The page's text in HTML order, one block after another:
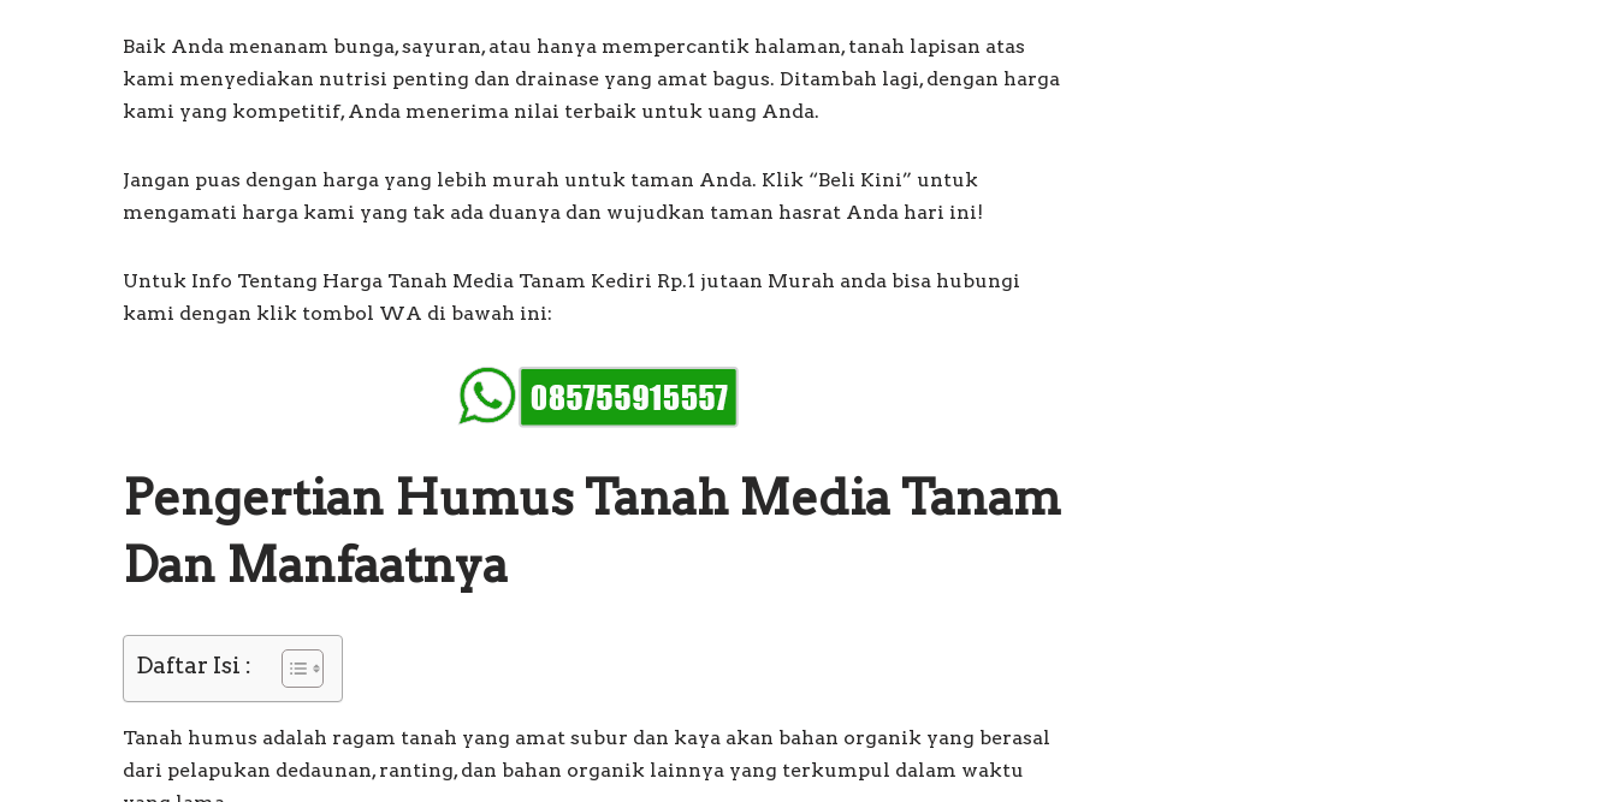
Baik Anda menanam bunga, sayuran, atau hanya mempercantik halaman, tanah lapisan atas
kami menyediakan nutrisi penting dan drainase yang amat bagus. Ditambah lagi, dengan harga
kami yang kompetitif, Anda menerima nilai terbaik untuk uang Anda.
Jangan puas dengan harga yang lebih murah untuk taman Anda. Klik “Beli Kini” untuk
mengamati harga kami yang tak ada duanya dan wujudkan taman hasrat Anda hari ini!
Untuk Info Tentang Harga Tanah Media Tanam Kediri Rp.1 jutaan Murah anda bisa hubungi
kami dengan klik tombol WA di bawah ini:
Pengertian Humus Tanah Media Tanam
Dan Manfaatnya
Daftar Isi :
Tanah humus adalah ragam tanah yang amat subur dan kaya akan bahan organik yang berasal
dari pelapukan dedaunan, ranting, dan bahan organik lainnya yang terkumpul dalam waktu